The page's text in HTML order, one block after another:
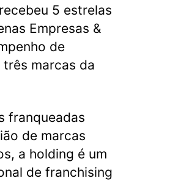
5 estrelas
Empresas &
de
marcas da
franqueadas
de marcas
a holding é um
de franchising